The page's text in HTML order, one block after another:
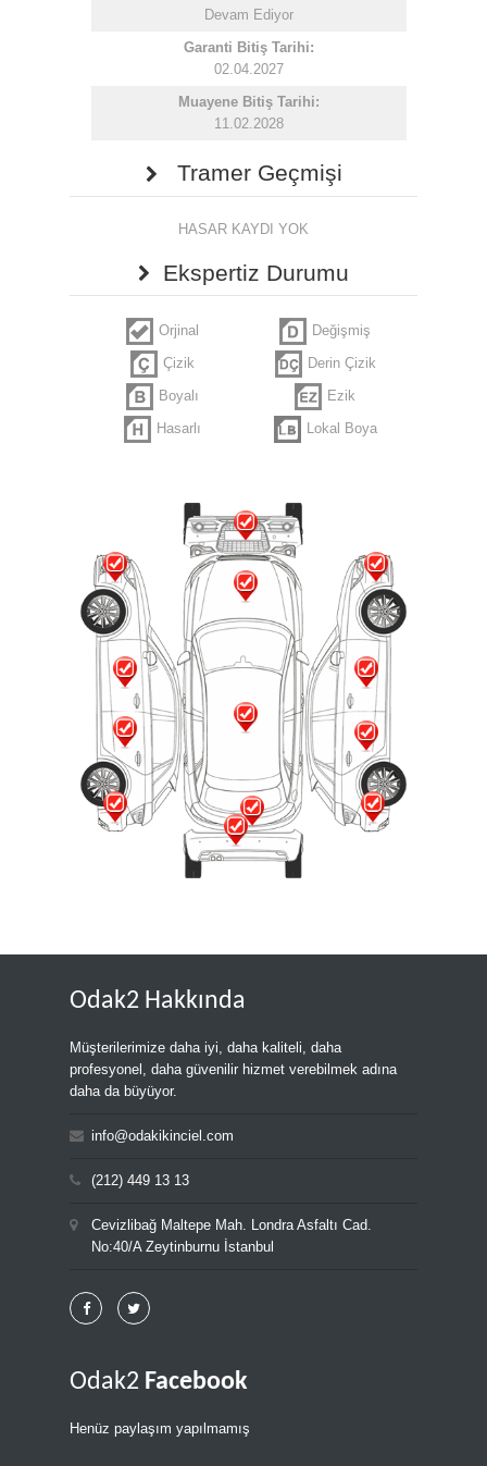
Devam Ediyor
Garanti Bitiş Tarihi:
02.04.2027
Muayene Bitiş Tarihi:
11.02.2028
Tramer Geçmişi
HASAR KAYDI YOK
Ekspertiz Durumu
Orjinal
Değişmiş
Çizik
Derin Çizik
Boyalı
Ezik
Hasarlı
Lokal Boya
Odak2 Hakkında
Müşterilerimize daha iyi, daha kaliteli, daha
profesyonel, daha güvenilir hizmet verebilmek adına
daha da büyüyor.
info@odakikinciel.com
(212) 449 13 13
Cevizlibağ Maltepe Mah. Londra Asfaltı Cad.
No:40/A Zeytinburnu İstanbul
Odak2 Facebook
Henüz paylaşım yapılmamış